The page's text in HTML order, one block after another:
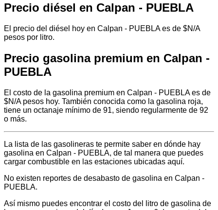
Precio diésel en Calpan - PUEBLA
El precio del diésel hoy en Calpan - PUEBLA es de $N/A
pesos por litro.
Precio gasolina premium en Calpan -
PUEBLA
El costo de la gasolina premium en Calpan - PUEBLA es de
$N/A pesos hoy. También conocida como la gasolina roja,
tiene un octanaje mínimo de 91, siendo regularmente de 92
o más.
La lista de las gasolineras te permite saber en dónde hay
gasolina en Calpan - PUEBLA, de tal manera que puedes
cargar combustible en las estaciones ubicadas aquí.
No existen reportes de desabasto de gasolina en Calpan -
PUEBLA.
Así mismo puedes encontrar el costo del litro de gasolina de